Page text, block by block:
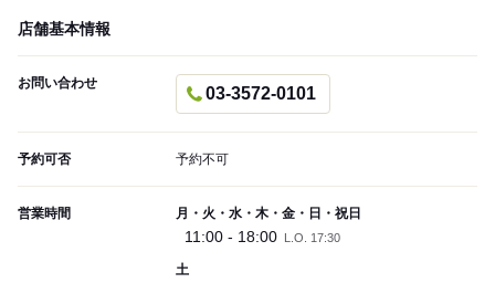
店舗基本情報
お問い合わせ
03-3572-0101
予約可否 予約不可
営業時間 月・火・水・木・金・日・祝日
11:00 - 18:00 L.O. 17:30
土